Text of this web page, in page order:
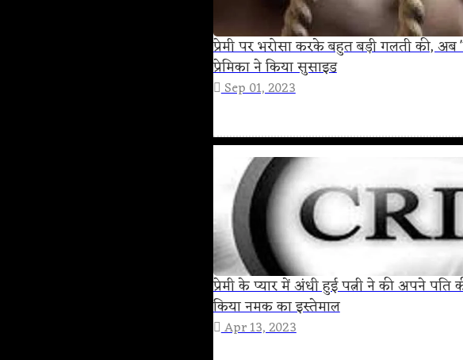
प्रेमी पर भरोसा करके बहुत बड़ी गलती की, अब
प्रेमिका ने किया सुसाइड
Sep 01, 2023
प्रेमी के प्यार में अंधी हुई पत्नी ने की अपने
किया नमक का इस्तेमाल
Apr 13, 2023